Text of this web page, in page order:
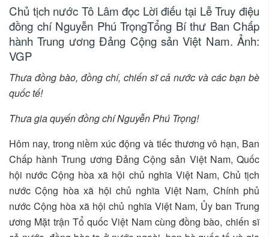
Chủ tịch nước Tô Lâm đọc Lời điếu tại Lễ Truy điệu
đồng chí Nguyễn Phú TrọngTổng Bí thư Ban Chấp
hành Trung ương Đảng Cộng sản Việt Nam. Ảnh:
VGP
Thưa đồng bào, đồng chí, chiến sĩ cả nước và các bạn bè
quốc tế!
Thưa gia quyến đồng chí Nguyễn Phú Trọng!
Hôm nay, trong niềm xúc động và tiếc thương vô hạn, Ban
Chấp hành Trung ương Đảng Cộng sản Việt Nam, Quốc
hội nước Cộng hòa xã hội chủ nghĩa Việt Nam, Chủ tịch
nước Cộng hòa xã hội chủ nghĩa Việt Nam, Chính phủ
nước Cộng hòa xã hội chủ nghĩa Việt Nam, Ủy ban Trung
ương Mặt trận Tổ quốc Việt Nam cùng đồng bào, chiến sĩ